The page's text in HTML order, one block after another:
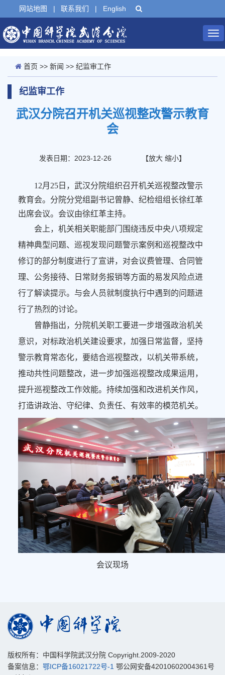
网站地图 | 联系我们 | English
首页 >> 新闻 >> 纪监审工作
纪监审工作
武汉分院召开机关巡视整改警示教育
会
发表日期：2023-12-26 【放大 缩小】
12月25日，武汉分院组织召开机关巡视整改警示
教育会。分院分党组副书记曾静、纪检组组长徐红革
出席会议。会议由徐红革主持。
会上，机关相关职能部门围绕违反中央八项规定
精神典型问题、巡视发现问题警示案例和巡视整改中
修订的部分制度进行了宣讲，对会议费管理、合同管
理、公务接待、日常财务报销等方面的易发风险点进
行了解读提示。与会人员就制度执行中遇到的问题进
行了热烈的讨论。
曾静指出，分院机关职工要进一步增强政治机关
意识，对标政治机关建设要求，加强日常监督，坚持
警示教育常态化，要结合巡视整改，以机关带系统，
推动共性问题整改，进一步加强巡视整改成果运用，
提升巡视整改工作效能。持续加强和改进机关作风，
打造讲政治、守纪律、负责任、有效率的模范机关。
会议现场
版权所有：中国科学院武汉分院 Copyright.2009-2020
备案信息： 鄂ICP备16021722号-1 鄂公网安备42010602004361号